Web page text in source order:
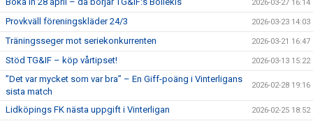
2026-03-27 16:14
Provkväll föreningskläder 24/3 2026-03-23 14:03
Träningsseger mot seriekonkurrenten 2026-03-21 16:47
Stöd TG&IF – köp vårtipset! 2026-03-13 15:22
”Det var mycket som var bra” – En Giff-poäng i Vinterligans
sista match
2026-02-28 19:16
Lidköpings FK nästa uppgift i Vinterligan 2026-02-25 18:52